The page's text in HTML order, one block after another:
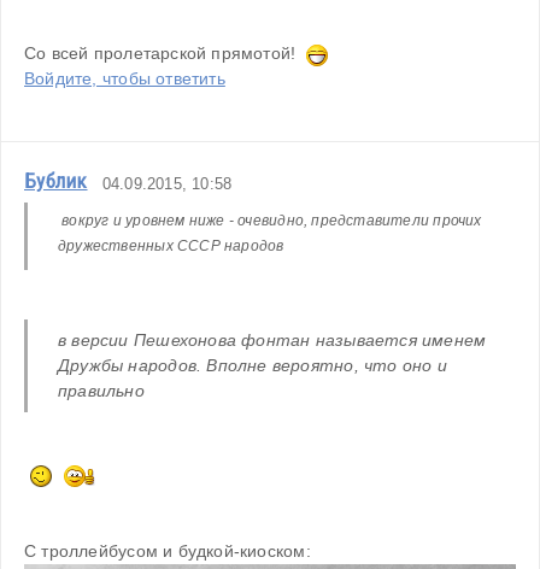
Со всей пролетарской прямотой!
Войдите, чтобы ответить
Бублик 04.09.2015, 10:58
вокруг и уровнем ниже - очевидно, представители прочих
дружественных СССР народов
в версии Пешехонова фонтан называется именем
Дружбы народов. Вполне вероятно, что оно и
правильно
С троллейбусом и будкой-киоском: